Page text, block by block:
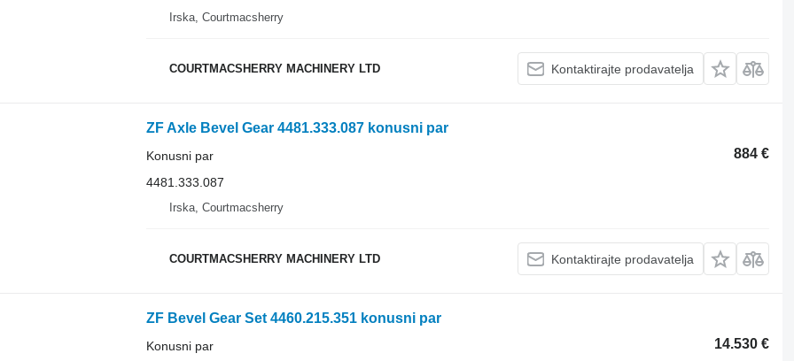
Irska, Courtmacsherry
COURTMACSHERRY MACHINERY LTD Kontaktirajte prodavatelja
ZF Axle Bevel Gear 4481.333.087 konusni par
884 €
Konusni par
4481.333.087
Irska, Courtmacsherry
COURTMACSHERRY MACHINERY LTD Kontaktirajte prodavatelja
ZF Bevel Gear Set 4460.215.351 konusni par
14.530 €
Konusni par